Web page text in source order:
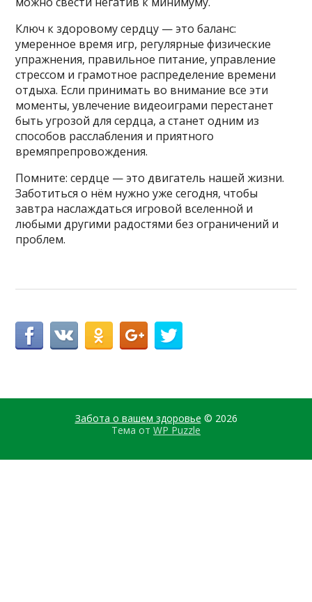
Ключ к здоровому сердцу — это баланс:
умеренное время игр, регулярные физические
упражнения, правильное питание, управление
стрессом и грамотное распределение времени
отдыха. Если принимать во внимание все эти
моменты, увлечение видеоиграми перестанет
быть угрозой для сердца, а станет одним из
способов расслабления и приятного
времяпрепровождения.
Помните: сердце — это двигатель нашей жизни.
Заботиться о нём нужно уже сегодня, чтобы
завтра наслаждаться игровой вселенной и
любыми другими радостями без ограничений и
проблем.
Забота о вашем здоровье © 2026
Тема от WP Puzzle